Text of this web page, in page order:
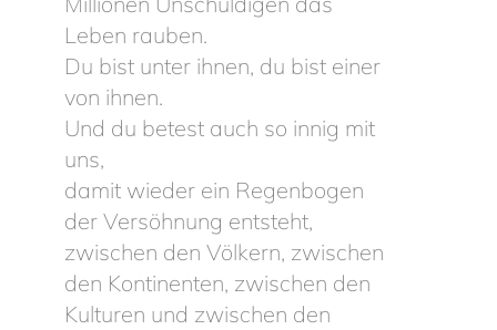
Leben rauben.
Du bist unter ihnen, du bist einer
von ihnen.
Und du betest auch so innig mit
uns,
damit wieder ein Regenbogen
der Versöhnung entsteht,
zwischen den Völkern, zwischen
den Kontinenten, zwischen den
Kulturen und zwischen den